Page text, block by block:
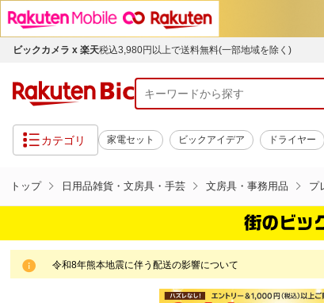
ビックカメラ x 楽天税込3,980円以上で送料無料(一部地域を除く)
カテゴリ 家電セット ビックアイデア ドライヤー
トップ 日用品雑貨・文房具・手芸 文房具・事務用品 プ
令和8年熊本地震に伴う配送の影響について